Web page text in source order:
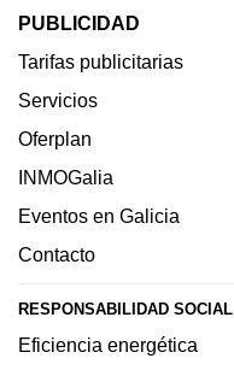
PUBLICIDAD
Tarifas publicitarias
Servicios
Oferplan
INMOGalia
Eventos en Galicia
Contacto
RESPONSABILIDAD SOCIAL
Eficiencia energética